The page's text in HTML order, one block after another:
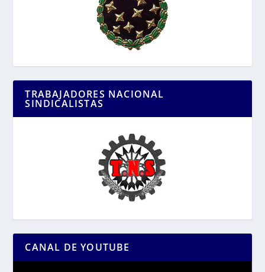
TRABAJADORES NACIONAL
SINDICALISTAS
CANAL DE YOUTUBE